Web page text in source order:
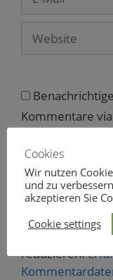
n
t
Mail
Kommentare via
Mail.
Diese Website
reduzieren.
Cookies
Wir nutzen
und zu
akzeptieren Sie
Cookie settings